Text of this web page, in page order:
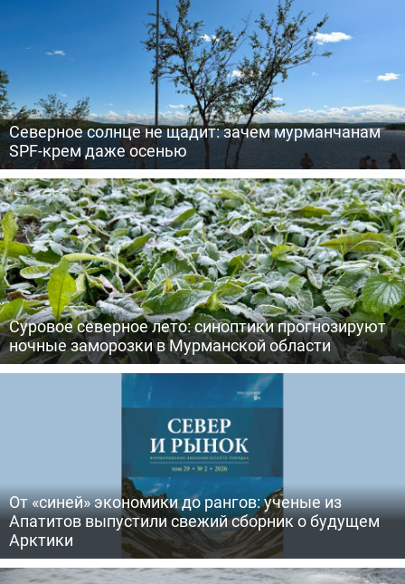
Северное солнце не щадит: зачем мурманчанам
SPF-крем даже осенью
Суровое северное лето: синоптики прогнозируют
ночные заморозки в Мурманской области
От «синей» экономики до рангов: ученые из
Апатитов выпустили свежий сборник о будущем
Арктики